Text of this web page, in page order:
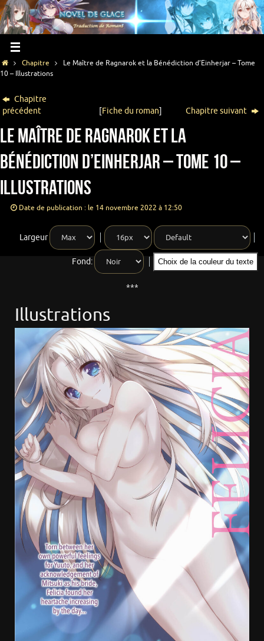
Chapitre
Le Maître de Ragnarok et la Bénédiction d’Einherjar – Tome
10 – Illustrations
Chapitre
précédent
[Fiche du roman] Chapitre suivant
Le Maître de Ragnarok et la
Bénédiction d’Einherjar – Tome 10 –
Illustrations
Date de publication : le 14 novembre 2022 à 12:50
Largeur
Fond: Choix de la couleur du texte
***
Illustrations